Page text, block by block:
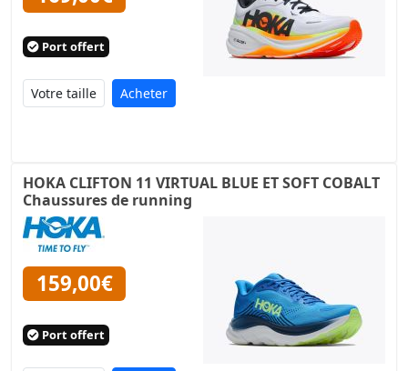
Port offert
Acheter
HOKA CLIFTON 11 VIRTUAL BLUE ET SOFT COBALT
Chaussures de running
159,00€
Port offert